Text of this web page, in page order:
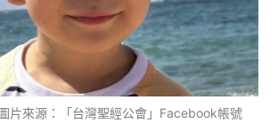
片來源：「台灣聖經公會」Facebook帳號